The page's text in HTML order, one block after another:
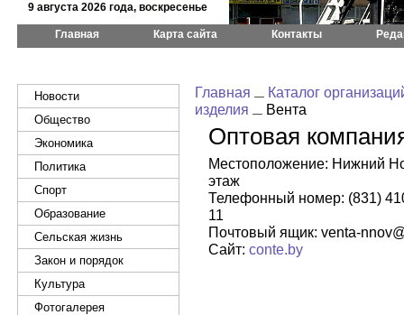
9 августа 2026 года, воскресенье
Главная Карта сайта Контакты
Новости
Общество
Экономика
Политика
Спорт
Образование
Сельская жизнь
Закон и порядок
Культура
Фотогалерея
Главная
Каталог
изделия
Вента
Оптовая
Местоположение: Нижний
этаж
Телефонный номер: (831)
11
Почтовый ящик: venta-
Сайт: conte.by